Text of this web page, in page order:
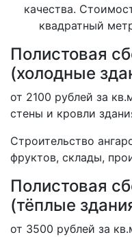
качества.
квадратный
Полистовая
(холодные
от 2100 рублей за
стены и кровли
Строительство
фруктов, склады,
Полистовая
(тёплые
от 3500 рублей за